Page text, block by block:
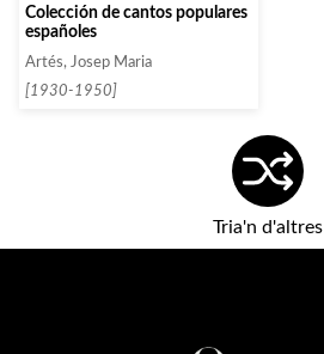
Colección de cantos populares
españoles
Artés, Josep Maria
[1930-1950]
Tria'n d'altres